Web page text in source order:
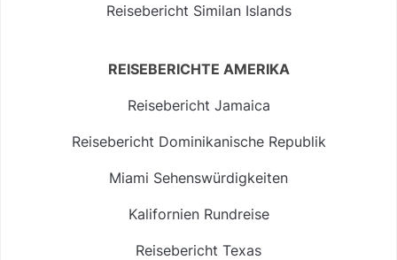
Reisebericht Similan Islands
REISEBERICHTE AMERIKA
Reisebericht Jamaica
Reisebericht Dominikanische Republik
Miami Sehenswürdigkeiten
Kalifornien Rundreise
Reisebericht Texas